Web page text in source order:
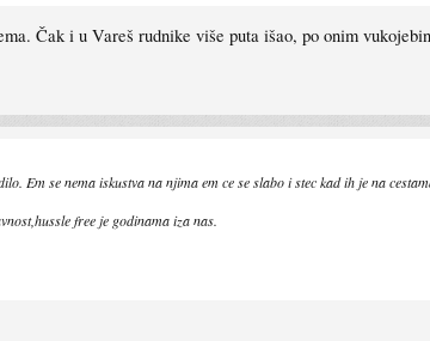
Čak i u Vareš rudnike više puta išao, po onim
Em se nema iskustva na njima em ce se slabo i stec kad ih je na
free je godinama iza nas.